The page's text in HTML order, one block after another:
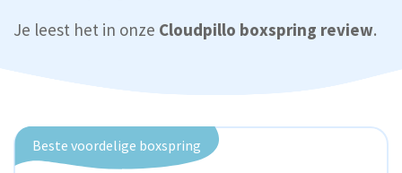
Je leest het in onze Cloudpillo boxspring review.
Beste voordelige boxspring